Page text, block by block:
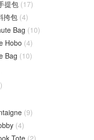
(30)
手拿包
包
包
包
(4)
Bag
Hobo (4)